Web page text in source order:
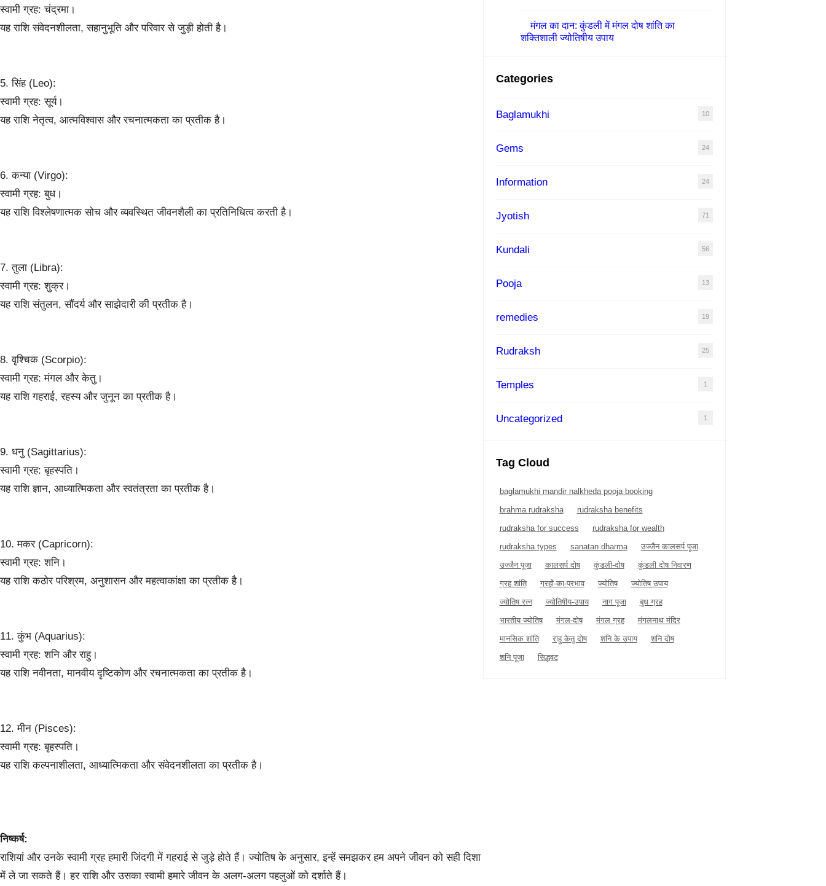
स्वामी ग्रह: चंद्रमा।
यह राशि संवेदनशीलता, सहानुभूति और परिवार से जुड़ी होती है।
5. सिंह (Leo):
स्वामी ग्रह: सूर्य।
यह राशि नेतृत्व, आत्मविश्वास और रचनात्मकता का प्रतीक है।
6. कन्या (Virgo):
स्वामी ग्रह: बुध।
यह राशि विश्लेषणात्मक सोच और व्यवस्थित जीवनशैली का प्रतिनिधित्व करती है।
7. तुला (Libra):
स्वामी ग्रह: शुक्र।
यह राशि संतुलन, सौंदर्य और साझेदारी की प्रतीक है।
8. वृश्चिक (Scorpio):
स्वामी ग्रह: मंगल और केतु।
यह राशि गहराई, रहस्य और जुनून का प्रतीक है।
9. धनु (Sagittarius):
स्वामी ग्रह: बृहस्पति।
यह राशि ज्ञान, आध्यात्मिकता और स्वतंत्रता का प्रतीक है।
10. मकर (Capricorn):
स्वामी ग्रह: शनि।
यह राशि कठोर परिश्रम, अनुशासन और महत्वाकांक्षा का प्रतीक है।
11. कुंभ (Aquarius):
स्वामी ग्रह: शनि और राहु।
यह राशि नवीनता, मानवीय दृष्टिकोण और रचनात्मकता का प्रतीक है।
12. मीन (Pisces):
स्वामी ग्रह: बृहस्पति।
यह राशि कल्पनाशीलता, आध्यात्मिकता और संवेदनशीलता का प्रतीक है।
निष्कर्ष:
राशियां और उनके स्वामी ग्रह हमारी जिंदगी में गहराई से जुड़े होते हैं। ज्योतिष के अनुसार, इन्हें समझकर हम अपने जीवन को सही दिशा
में ले जा सकते हैं। हर राशि और उसका स्वामी हमारे जीवन के अलग-अलग पहलुओं को दर्शाते हैं।
मंगल का दान: कुंडली में मंगल दोष शांति का
शक्तिशाली ज्योतिषीय उपाय
Categories
Baglamukhi 10
Gems 24
Information 24
Jyotish 71
Kundali 56
Pooja 13
remedies 19
Rudraksh 25
Temples 1
Uncategorized 1
Tag Cloud
baglamukhi mandir nalkheda pooja booking
brahma rudraksha
rudraksha benefits
rudraksha for success
rudraksha for wealth
rudraksha types
sanatan dharma
उज्जैन कालसर्प पूजा
उज्जैन पूजा
कालसर्प दोष कुंडली-दोष
कुंडली दोष निवारण
ग्रह शांति
ग्रहों-का-प्रभाव ज्योतिष
ज्योतिष उपाय
ज्योतिष रत्न
ज्योतिषीय-उपाय नाग पूजा
बुध ग्रह
भारतीय ज्योतिष
मंगल-दोष मंगल ग्रह
मंगलनाथ मंदिर
मानसिक शांति
राहु केतु दोष शनि के उपाय
शनि दोष
शनि पूजा
सिद्धवट